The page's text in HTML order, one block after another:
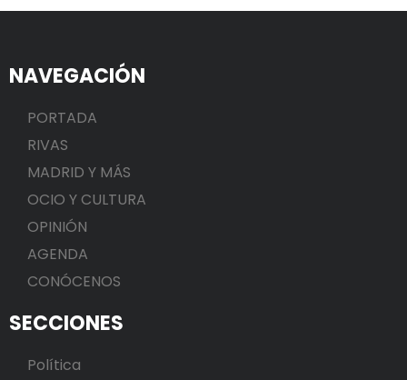
NAVEGACIÓN
PORTADA
RIVAS
MADRID Y MÁS
OCIO Y CULTURA
OPINIÓN
AGENDA
CONÓCENOS
SECCIONES
Política